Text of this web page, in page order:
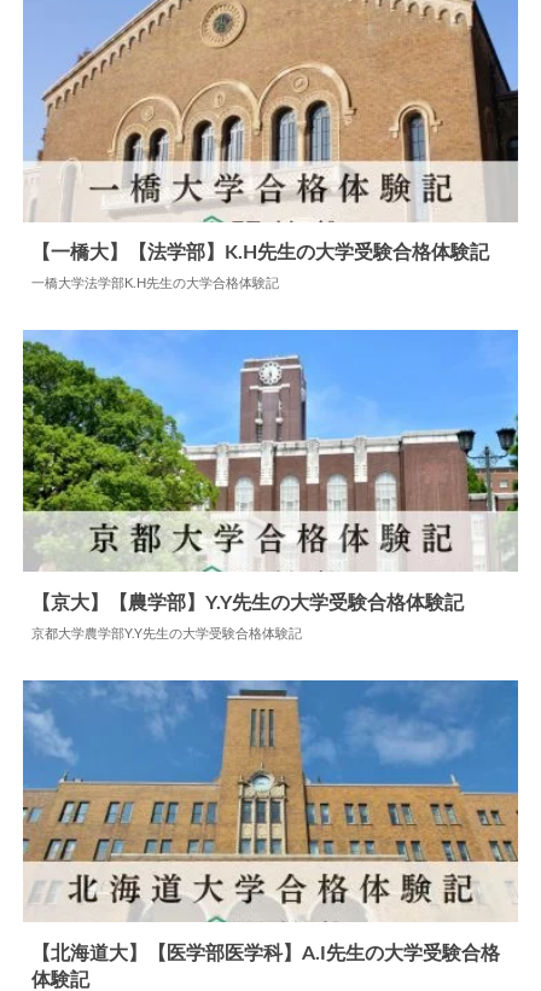
【一橋大】【法学部】K.H先生の大学受験合格体験記
一橋大学法学部K.H先生の大学合格体験記
【京大】【農学部】Y.Y先生の大学受験合格体験記
京都大学農学部Y.Y先生の大学受験合格体験記
【北海道大】【医学部医学科】A.I先生の大学受験合格
体験記